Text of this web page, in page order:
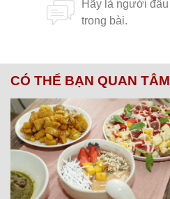
CÓ THỂ BẠN QUAN TÂM